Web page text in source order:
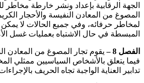
الجهة الرقابية بإعداد ونشر خارطة مخاطر
المصوغ من المعادن النفيسة والأحجار
لمخاطر حرفائه، وفي جميع الحالات لا يمكن
المبسطة في حال الاشتباه بعمليات غسل
الفصل 8 –
يقوم تجار المصوغ من المعادن
فيما يتعلق بالأشخاص السياسيين ممثلي
تدابير العناية الواجبة تجاه الحريف بالإجراءات